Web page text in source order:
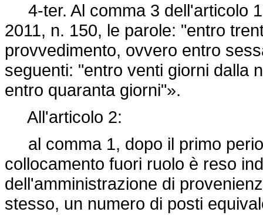
4-ter. Al comma 3 dell'articolo
2011, n. 150, le parole: "entro
provvedimento, ovvero entro
seguenti: "entro venti giorni dalla
entro quaranta giorni"».
All'articolo 2:
al comma 1, dopo il primo
collocamento fuori ruolo è reso
dell'amministrazione di
stesso, un numero di posti